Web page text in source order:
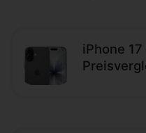
iPhone